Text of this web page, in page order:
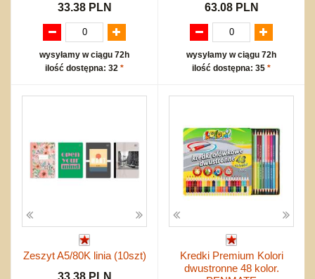
33.38 PLN
wysyłamy w ciągu 72h
ilość dostępna: 32 *
63.08 PLN
wysyłamy w ciągu 72h
ilość dostępna: 35 *
Zeszyt A5/80K linia (10szt)
33.38 PLN
Kredki Premium Kolori
dwustronne 48 kolor.